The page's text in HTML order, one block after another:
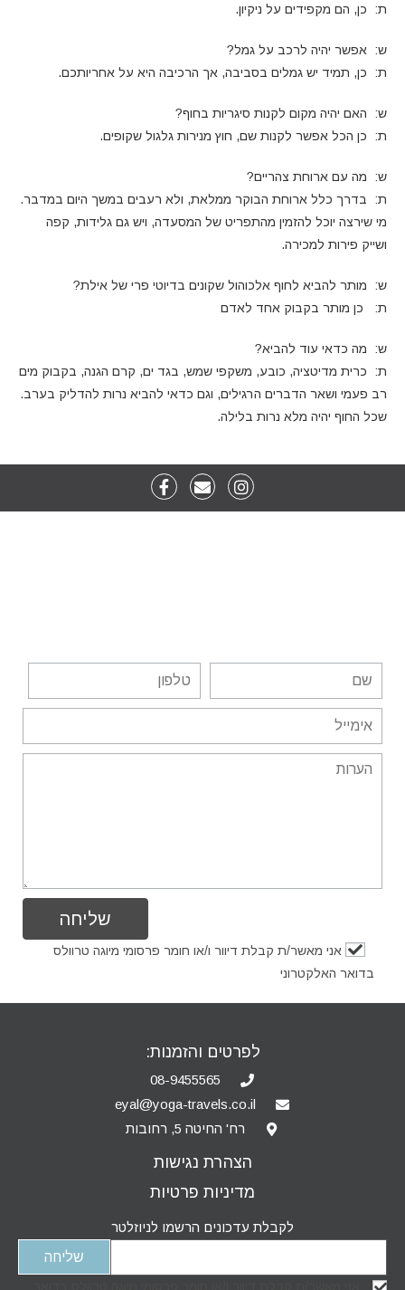
ת: כן, הם מקפידים על ניקיון.
ש: אפשר יהיה לרכב על גמל?
ת: כן, תמיד יש גמלים בסביבה, אך הרכיבה היא על אחריותכם.
ש: האם יהיה מקום לקנות סיגריות בחוף?
ת: כן הכל אפשר לקנות שם, חוץ מנירות גלגול שקופים.
ש: מה עם ארוחת צהריים?
ת: בדרך כלל ארוחת הבוקר ממלאת, ולא רעבים במשך היום במדבר.
מי שירצה יוכל להזמין מהתפריט של המסעדה, ויש גם גלידות, קפה
ושייק פירות למכירה.
ש: מותר להביא לחוף אלכוהול שקונים בדיוטי פרי של אילת?
ת: כן מותר בקבוק אחד לאדם
ש: מה כדאי עוד להביא?
ת: כרית מדיטציה, כובע, משקפי שמש, בגד ים, קרם הגנה, בקבוק מים
רב פעמי ושאר הדברים הרגילים, וגם כדאי להביא נרות להדליק בערב.
שכל החוף יהיה מלא נרות בלילה.
אני מאשר/ת קבלת דיוור ו/או חומר פרסומי מיוגה טרוולס
בדואר האלקטרוני
לפרטים והזמנות:
08-9455565
eyal@yoga-travels.co.il
רח' החיטה 5, רחובות
הצהרת נגישות
מדיניות פרטיות
לקבלת עדכונים הרשמו לניוזלטר